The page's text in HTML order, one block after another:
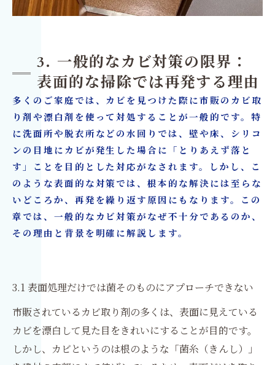
3. 一般的なカビ対策の限界：
表面的な掃除では再発する理由
多くのご家庭では、カビを見つけた際に市販のカビ取
り剤や漂白剤を使って対処することが一般的です。特
に洗面所や脱衣所などの水回りでは、壁や床、シリコ
ンの目地にカビが発生した場合に「とりあえず落と
す」ことを目的とした対応がなされます。しかし、こ
のような表面的な対策では、根本的な解決には至らな
いどころか、再発を繰り返す原因にもなります。この
章では、一般的なカビ対策がなぜ不十分であるのか、
その理由と背景を明確に解説します。
3.1 表面処理だけでは菌そのものにアプローチできない
市販されているカビ取り剤の多くは、表面に見えている
カビを漂白して見た目をきれいにすることが目的です。
しかし、カビというのは根のような「菌糸（きんし）」